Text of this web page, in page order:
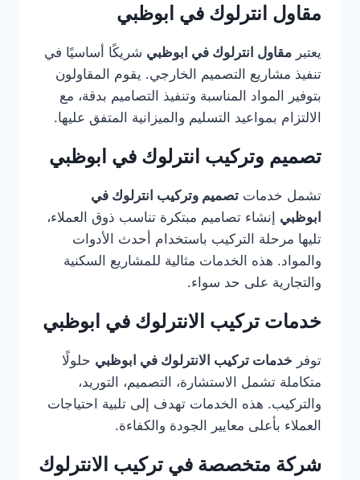
مقاول انترلوك في ابوظبي
يعتبر مقاول انترلوك في ابوظبي شريكًا أساسيًا في
تنفيذ مشاريع التصميم الخارجي. يقوم المقاولون
بتوفير المواد المناسبة وتنفيذ التصاميم بدقة، مع
الالتزام بمواعيد التسليم والميزانية المتفق عليها.
تصميم وتركيب انترلوك في ابوظبي
تشمل خدمات تصميم وتركيب انترلوك في
ابوظبي إنشاء تصاميم مبتكرة تناسب ذوق العملاء،
تليها مرحلة التركيب باستخدام أحدث الأدوات
والمواد. هذه الخدمات مثالية للمشاريع السكنية
والتجارية على حد سواء.
خدمات تركيب الانترلوك في ابوظبي
توفر خدمات تركيب الانترلوك في ابوظبي حلولًا
متكاملة تشمل الاستشارة، التصميم، التوريد،
والتركيب. هذه الخدمات تهدف إلى تلبية احتياجات
العملاء بأعلى معايير الجودة والكفاءة.
شركة متخصصة في تركيب الانترلوك